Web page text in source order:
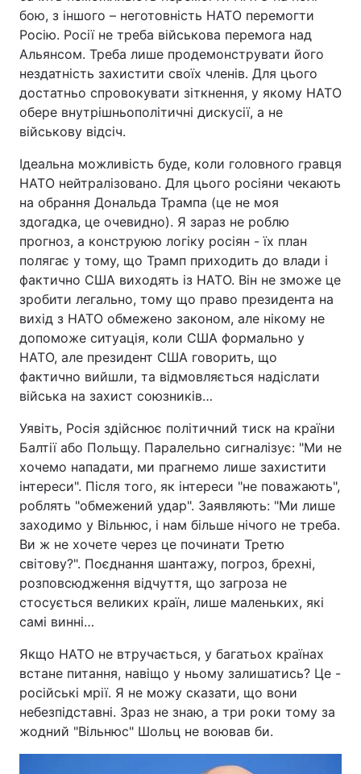
бою, з іншого – неготовність НАТО перемогти
Росію. Росії не треба військова перемога над
Альянсом. Треба лише продемонструвати його
нездатність захистити своїх членів. Для цього
достатньо спровокувати зіткнення, у якому НАТО
обере внутрішньополітичні дискусії, а не
військову відсіч.
Ідеальна можливість буде, коли головного гравця
НАТО нейтралізовано. Для цього росіяни чекають
на обрання Дональда Трампа (це не моя
здогадка, це очевидно). Я зараз не роблю
прогноз, а конструюю логіку росіян - їх план
полягає у тому, що Трамп приходить до влади і
фактично США виходять із НАТО. Він не зможе це
зробити легально, тому що право президента на
вихід з НАТО обмежено законом, але нікому не
допоможе ситуація, коли США формально у
НАТО, але президент США говорить, що
фактично вийшли, та відмовляється надіслати
війська на захист союзників…
Уявіть, Росія здійснює політичний тиск на країни
Балтії або Польщу. Паралельно сигналізує: "Ми не
хочемо нападати, ми прагнемо лише захистити
інтереси". Після того, як інтереси "не поважають",
роблять "обмежений удар". Заявляють: "Ми лише
заходимо у Вільнюс, і нам більше нічого не треба.
Ви ж не хочете через це починати Третю
світову?". Поєднання шантажу, погроз, брехні,
розповсюдження відчуття, що загроза не
стосується великих країн, лише маленьких, які
самі винні…
Якщо НАТО не втручається, у багатьох країнах
встане питання, навіщо у ньому залишатись? Це -
російські мрії. Я не можу сказати, що вони
небезпідставні. Зраз не знаю, а три роки тому за
жодний "Вільнюс" Шольц не воював би.